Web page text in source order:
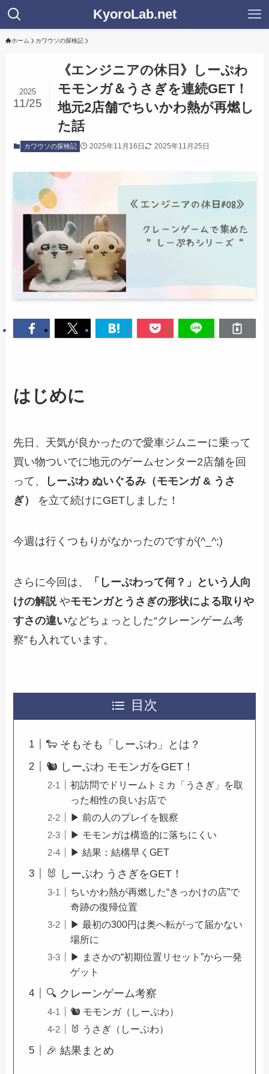
KyoroLab.net
ホーム カワウソの探検記
《エンジニアの休日》しーぷわ
モモンガ＆うさぎを連続GET！
地元2店舗でちいかわ熱が再燃し
た話
2025
11/25
カワウソの探検記 2025年11月16日 2025年11月25日
はじめに
先日、天気が良かったので愛車ジムニーに乗って
買い物ついでに地元のゲームセンター2店舗を回
って、
しーぷわ ぬいぐるみ（モモンガ & うさ
ぎ）
を立て続けにGETしました！
今週は行くつもりがなかったのですが(^_^;)
さらに今回は、
「しーぷわって何？」という人向
けの解説やモモンガとうさぎの形状による取りや
すさの違いなどちょっとした“クレーンゲーム考
察”も入れています。
目次
🐑 そもそも「しーぷわ」とは？
🐿️ しーぷわ モモンガをGET！
初訪問でドリームトミカ「うさぎ」を取
った相性の良いお店で
▶ 前の人のプレイを観察
▶ モモンガは構造的に落ちにくい
▶ 結果：結構早くGET
🐰 しーぷわ うさぎをGET！
ちいかわ熱が再燃した“きっかけの店”で
奇跡の復帰位置
▶ 最初の300円は奥へ転がって届かない
場所に
▶ まさかの“初期位置リセット”から一発
ゲット
🔍 クレーンゲーム考察
🐿️ モモンガ（しーぷわ）
🐰 うさぎ（しーぷわ）
🎉 結果まとめ